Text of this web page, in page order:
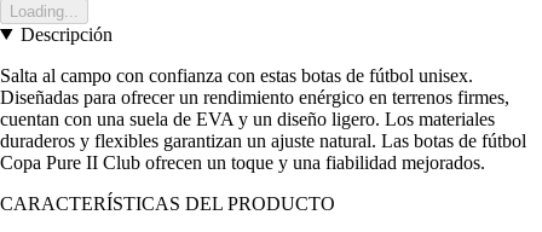
Loading...
Descripción
Salta al campo con confianza con estas botas de fútbol unisex.
Diseñadas para ofrecer un rendimiento enérgico en terrenos firmes,
cuentan con una suela de EVA y un diseño ligero. Los materiales
duraderos y flexibles garantizan un ajuste natural. Las botas de fútbol
Copa Pure II Club ofrecen un toque y una fiabilidad mejorados.
CARACTERÍSTICAS DEL PRODUCTO